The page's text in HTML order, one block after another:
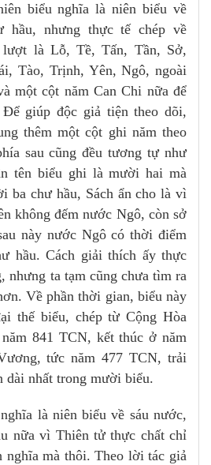
biểu nghĩa là niên biểu về
hầu, nhưng thực tế chép về
là Lỗ, Tề, Tấn, Tần, Sở,
Tào, Trịnh, Yên, Ngô, ngoài
một cột năm Can Chi nữa để
giúp độc giả tiện theo dõi,
thêm một cột ghi năm theo
sau cũng đều tương tự như
tên biểu ghi là mười hai mà
ba chư hầu, Sách ẩn cho là vì
không đếm nước Ngô, còn sở
này nước Ngô có thời điểm
hầu. Cách giải thích ấy thực
nhưng ta tạm cũng chưa tìm ra
Về phần thời gian, biểu này
thế biểu, chép từ Cộng Hòa
841 TCN, kết thúc ở năm
tức năm 477 TCN, trải
dài nhất trong mười biểu.
là niên biểu về sáu nước,
nữa vì Thiên tử thực chất chỉ
nghĩa mà thôi. Theo lời tác giả